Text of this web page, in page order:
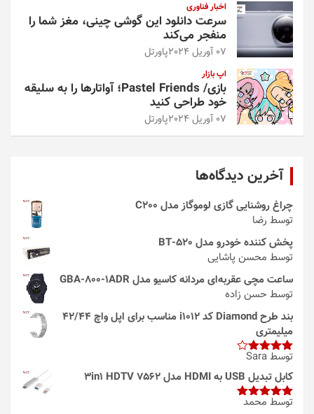
اخبار فناوری
سرعت دانلود این گوشی چینی، مغز شما را
منفجر می‌کند
07 آوریل 2024 پاورتل
اپ بازار
بازی/ Pastel Friends؛ آواتارها را به سلیقه
خود طراحی کنید
07 آوریل 2024 پاورتل
آخرین دیدگاه‌ها
چراغ روشنایی گازی لوموگاز مدل C200
توسط رضا
پخش کننده خودرو مدل 520-BT
توسط محسن پاشایی
ساعت مچی عقربه‌ای مردانه کاسیو مدل GBA-800-1ADR
توسط حسن زاده
بند طرح Diamond کد i1012 مناسب برای اپل واچ 42/44
میلیمتری
امتیاز4
از 5
توسط Sara
کابل تبدیل USB به HDMI مدل 3in1 HDTV 7562
امتیاز5از
توسط محمد